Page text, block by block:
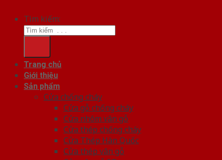
Tìm kiếm:
Trang chủ
Giới thiệu
Sản phẩm
Cửa chống cháy
Cửa gỗ chống cháy
Cửa nhôm vân gỗ
Cửa thép chống cháy
Cửa Thép Hàn Quốc
Cửa thép vân gỗ